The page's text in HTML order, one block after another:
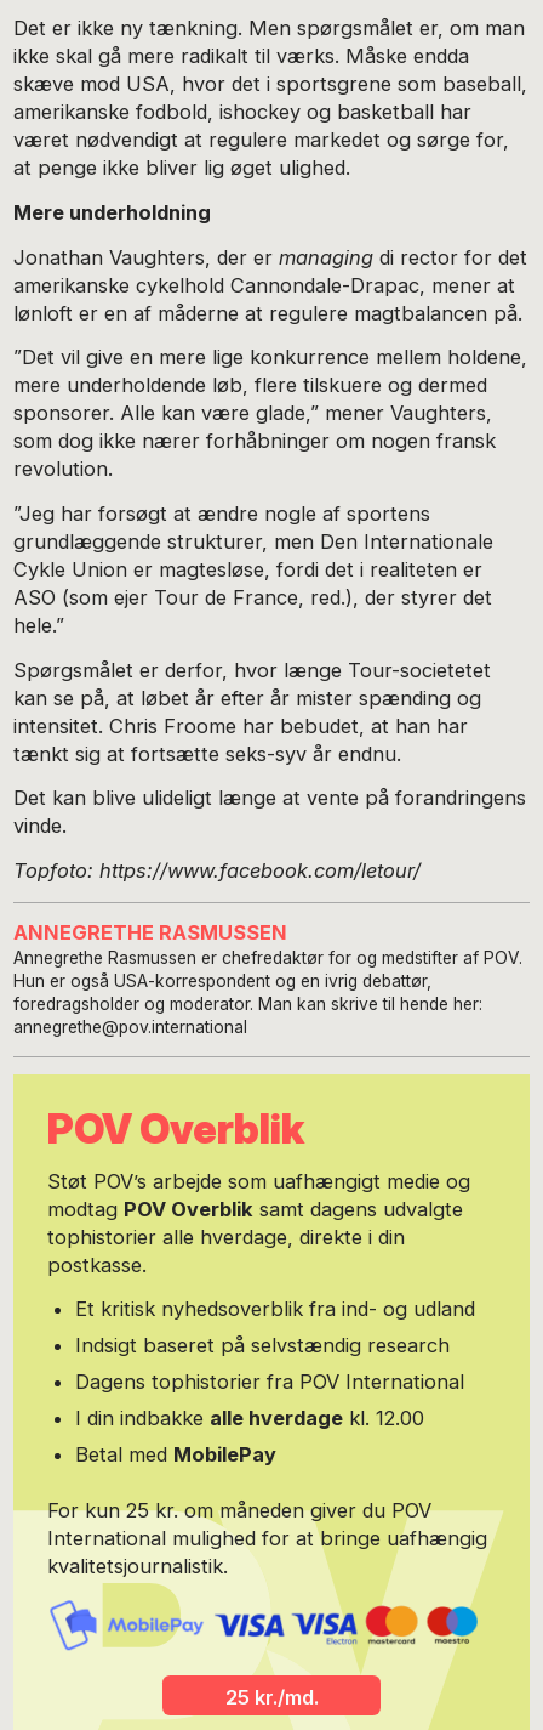
Det er ikke ny tænkning. Men spørgsmålet er, om man
ikke skal gå mere radikalt til værks. Måske endda
skæve mod USA, hvor det i sportsgrene som baseball,
amerikanske fodbold, ishockey og basketball har
været nødvendigt at regulere markedet og sørge for,
at penge ikke bliver lig øget ulighed.
Mere underholdning
Jonathan Vaughters, der ermanaging di rector for det
amerikanske cykelhold Cannondale-Drapac, mener at
lønloft er en af måderne at regulere magtbalancen på.
”Det vil give en mere lige konkurrence mellem holdene,
mere underholdende løb, flere tilskuere og dermed
sponsorer. Alle kan være glade,” mener Vaughters,
som dog ikke nærer forhåbninger om nogen fransk
revolution.
”Jeg har forsøgt at ændre nogle af sportens
grundlæggende strukturer, men Den Internationale
Cykle Union er magtesløse, fordi det i realiteten er
ASO (som ejer Tour de France, red.), der styrer det
hele.”
Spørgsmålet er derfor, hvor længe Tour-societetet
kan se på, at løbet år efter år mister spænding og
intensitet. Chris Froome har bebudet, at han har
tænkt sig at fortsætte seks-syv år endnu.
Det kan blive ulideligt længe at vente på forandringens
vinde.
Topfoto: https://www.facebook.com/letour/
ANNEGRETHE RASMUSSEN
Annegrethe Rasmussen er chefredaktør for og medstifter af POV.
Hun er også USA-korrespondent og en ivrig debattør,
foredragsholder og moderator. Man kan skrive til hende her:
annegrethe@pov.international
POV Overblik
Støt POV’s arbejde som uafhængigt medie og
modtag POV Overblik samt dagens udvalgte
tophistorier alle hverdage, direkte i din
postkasse.
Et kritisk nyhedsoverblik fra ind- og udland
Indsigt baseret på selvstændig research
Dagens tophistorier fra POV International
I din indbakke alle hverdage kl. 12.00
Betal med MobilePay
For kun 25 kr. om måneden giver du POV
International mulighed for at bringe uafhængig
kvalitetsjournalistik.
25 kr./md.